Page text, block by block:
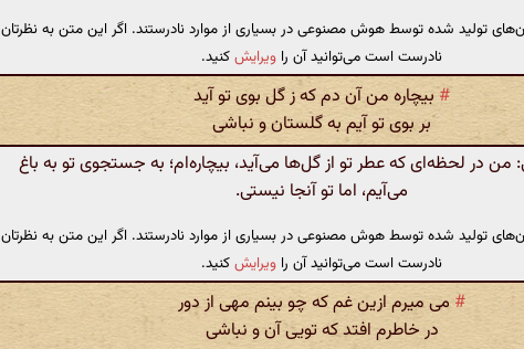
تولید شده توسط هوش مصنوعی در بسیاری از موارد نادرستند. اگر این متن به نظرتان
نادرست است می‌توانید آن را ویرایشکنید.
#بیچاره من آن دم که ز گل بوی تو آید
بر بوی تو آیم به گلستان و نباشی
در لحظه‌ای که عطر تو از گل‌ها می‌آید، بیچاره‌ام؛ به جستجوی تو به باغ
می‌آیم، اما تو آنجا نیستی.
تولید شده توسط هوش مصنوعی در بسیاری از موارد نادرستند. اگر این متن به نظرتان
نادرست است می‌توانید آن را ویرایشکنید.
#می میرم ازین غم که چو بینم مهی از دور
در خاطرم افتد که تویی آن و نباشی